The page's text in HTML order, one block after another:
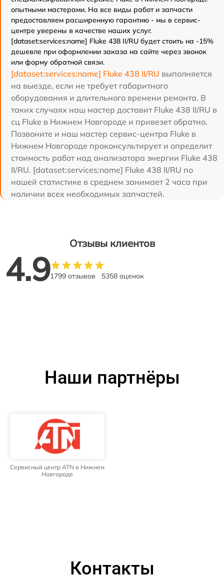
опытными мастерами. На все виды работ и запчасти
предоставляем расширенную гарантию - мы в сервис-
центре уверены в качестве наших услуг.
[dataset:services:name] Fluke 438 II/RU будет стоить на -15%
дешевле при оформлении заказа на сайте через звонок
или форму обратной связи.
[dataset:services:name] Fluke 438 II/RU выполняется
на выезде, если не требует габаритного
оборудования и длительного времени ремонта. В
таких случаях наш мастер доставит Fluke 438 II/RU в
сц Fluke в Нижнем Новгороде и привезет обратно.
Позвоните и наш мастер сервис-центра Fluke в
Нижнем Новгороде проконсультирует и определит
стоимость работ над анализатора энергии Fluke 438
II/RU. [dataset:services:name] Fluke 438 II/RU по
нашей статистике в среднем занимает 2 часа при
наличии всех необходимых запчастей.
Отзывы клиентов
4.91799 отзывов 5358 оценок
Наши партнёры
Сервисный центр ATN в Нижнем
Новгороде
Контакты